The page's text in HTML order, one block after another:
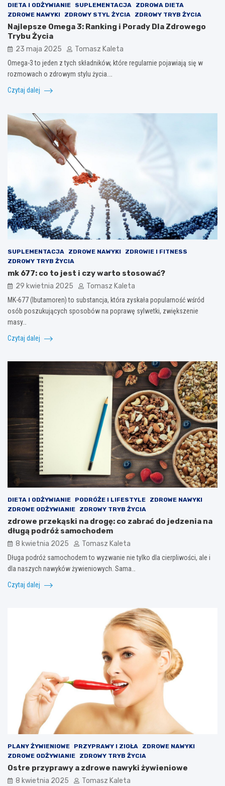
DIETA I ODŻYWIANIE SUPLEMENTACJA
ZDROWA DIETA
ZDROWE NAWYKI
ZDROWY STYL ŻYCIA ZDROWY TRYB ŻYCIA
Najlepsze Omega 3: Ranking i Porady Dla Zdrowego
Trybu Życia
23 maja 2025 Tomasz Kaleta
Omega-3 to jeden z tych składników, które regularnie pojawiają się w
rozmowach o zdrowym stylu życia.…
Czytaj dalej
SUPLEMENTACJA ZDROWE NAWYKI
ZDROWIE I FITNESS
ZDROWY TRYB ŻYCIA
mk 677: co to jest i czy warto stosować?
29 kwietnia 2025 Tomasz Kaleta
MK-677 (Ibutamoren) to substancja, która zyskała popularność wśród
osób poszukujących sposobów na poprawę sylwetki, zwiększenie
masy…
Czytaj dalej
DIETA I ODŻYWIANIE PODRÓŻE I LIFESTYLE
ZDROWE NAWYKI
ZDROWE ODŻYWIANIE
ZDROWY TRYB ŻYCIA
zdrowe przekąski na drogę: co zabrać do jedzenia na
długą podróż samochodem
8 kwietnia 2025 Tomasz Kaleta
Długa podróż samochodem to wyzwanie nie tylko dla cierpliwości, ale i
dla naszych nawyków żywieniowych. Sama…
Czytaj dalej
PLANY ŻYWIENIOWE PRZYPRAWY I ZIOŁA
ZDROWE NAWYKI
ZDROWE ODŻYWIANIE
ZDROWY TRYB ŻYCIA
Ostre przyprawy a zdrowe nawyki żywieniowe
8 kwietnia 2025 Tomasz Kaleta